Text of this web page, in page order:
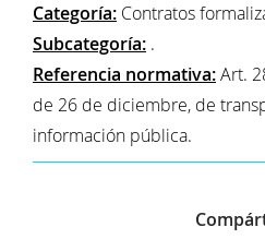
Categoría: Contratos
Subcategoría: .
Referencia normativa:Art.
de 26 de diciembre, de
información pública.